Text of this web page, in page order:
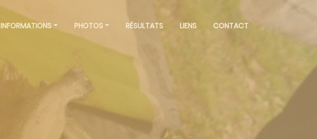
INFORMATIONS PHOTOS RÉSULTATS LIENS CONTACT